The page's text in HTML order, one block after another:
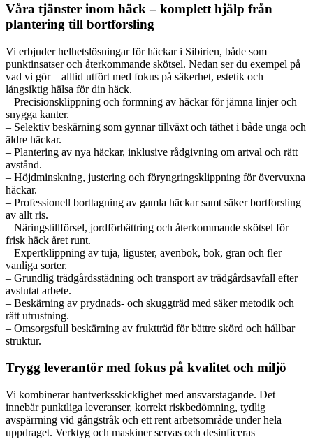
Våra tjänster inom häck – komplett hjälp från
plantering till bortforsling
Vi erbjuder helhetslösningar för häckar i Sibirien, både som
punktinsatser och återkommande skötsel. Nedan ser du exempel på
vad vi gör – alltid utfört med fokus på säkerhet, estetik och
långsiktig hälsa för din häck.
– Precisionsklippning och formning av häckar för jämna linjer och
snygga kanter.
– Selektiv beskärning som gynnar tillväxt och täthet i både unga och
äldre häckar.
– Plantering av nya häckar, inklusive rådgivning om artval och rätt
avstånd.
– Höjdminskning, justering och föryngringsklippning för övervuxna
häckar.
– Professionell borttagning av gamla häckar samt säker bortforsling
av allt ris.
– Näringstillförsel, jordförbättring och återkommande skötsel för
frisk häck året runt.
– Expertklippning av tuja, liguster, avenbok, bok, gran och fler
vanliga sorter.
– Grundlig trädgårdsstädning och transport av trädgårdsavfall efter
avslutat arbete.
– Beskärning av prydnads- och skuggträd med säker metodik och
rätt utrustning.
– Omsorgsfull beskärning av fruktträd för bättre skörd och hållbar
struktur.
Trygg leverantör med fokus på kvalitet och miljö
Vi kombinerar hantverksskicklighet med ansvarstagande. Det
innebär punktliga leveranser, korrekt riskbedömning, tydlig
avspärrning vid gångstråk och ett rent arbetsområde under hela
uppdraget. Verktyg och maskiner servas och desinficeras